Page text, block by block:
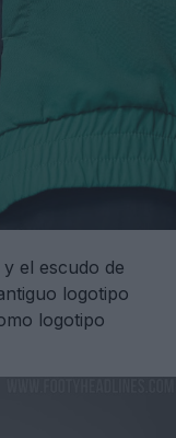
el escudo de
logotipo
logotipo